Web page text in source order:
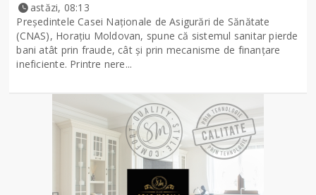
astăzi, 08:13
Președintele Casei Naționale de Asigurări de Sănătate
(CNAS), Horațiu Moldovan, spune că sistemul sanitar pierde
bani atât prin fraude, cât și prin mecanisme de finanțare
ineficiente. Printre nere...